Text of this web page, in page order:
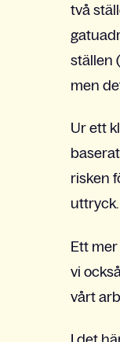
två
ställen
men
Ur ett
risken
uttryck.
Ett
vi
vårt